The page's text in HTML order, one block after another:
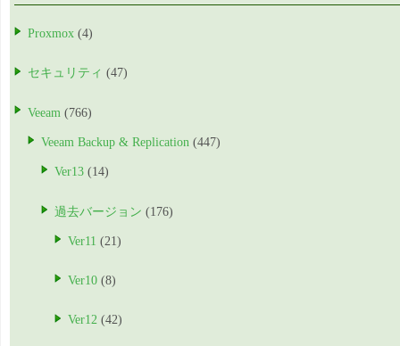
Proxmox (4)
セキュリティ (47)
Veeam (766)
Veeam Backup & Replication (447)
Ver13 (14)
過去バージョン (176)
Ver11 (21)
Ver10 (8)
Ver12 (42)